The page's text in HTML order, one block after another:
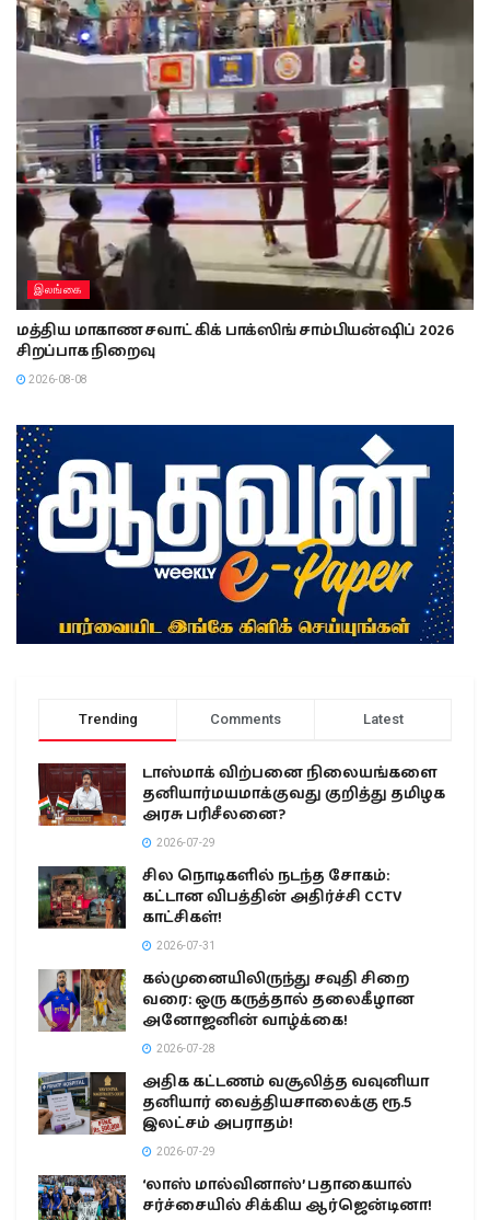
இலங்கை
மத்திய மாகாண சவாட் கிக் பாக்ஸிங் சாம்பியன்ஷிப் 2026
சிறப்பாக நிறைவு
2026-08-08
Trending Comments Latest
டாஸ்மாக் விற்பனை நிலையங்களை
தனியார்மயமாக்குவது குறித்து தமிழக
அரசு பரிசீலனை?
2026-07-29
சில நொடிகளில் நடந்த சோகம்:
கட்டான விபத்தின் அதிர்ச்சி CCTV
காட்சிகள்!
2026-07-31
கல்முனையிலிருந்து சவுதி சிறை
வரை: ஒரு கருத்தால் தலைகீழான
அனோஜனின் வாழ்க்கை!
2026-07-28
அதிக கட்டணம் வசூலித்த வவுனியா
தனியார் வைத்தியசாலைக்கு ரூ.5
இலட்சம் அபராதம்!
2026-07-29
‘லாஸ் மால்வினாஸ்’ பதாகையால்
சர்ச்சையில் சிக்கிய ஆர்ஜென்டினா!